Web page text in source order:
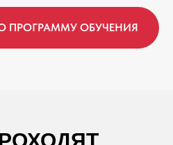
ПРОГРАММУ ОБУЧЕНИЯ